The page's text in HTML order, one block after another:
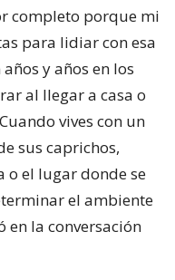
completo porque mi
para lidiar con esa
y años en los
al llegar a casa o
vives con un
sus caprichos,
o el lugar donde se
el ambiente
en la conversación